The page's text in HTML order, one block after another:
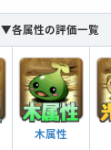
▼各属性の評価一覧
木属性